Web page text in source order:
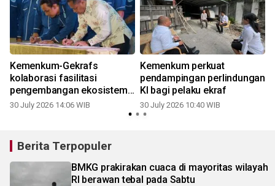
Kemenkum-Gekrafs
kolaborasi fasilitasi
pengembangan ekosistem
ekonomi kreatif
30 July 2026 14:06 WIB
Kemenkum perkuat
pendampingan perlindungan
KI bagi pelaku ekraf
30 July 2026 10:40 WIB
Berita Terpopuler
BMKG prakirakan cuaca di mayoritas wilayah
RI berawan tebal pada Sabtu